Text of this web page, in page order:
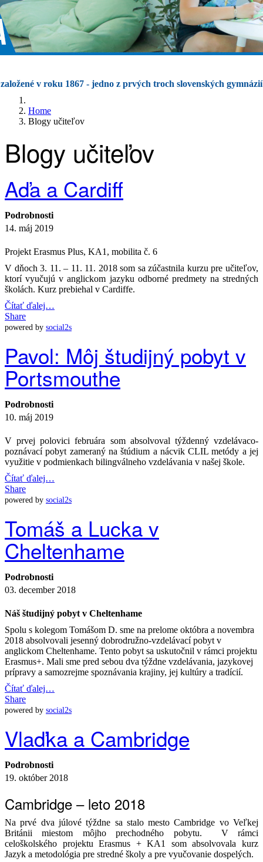
založené v roku 1867 - jedno z prvých troch slovenských gymnázií
Home
Blogy učiteľov
Blogy učiteľov
Aďa a Cardiff
Podrobnosti
14. máj 2019
Projekt Erasmus Plus, KA1, mobilita č. 6
V dňoch 3. 11. – 11. 11. 2018 som sa zúčastnila kurzu pre učiteľov,
ktorí vyučujú v anglickom jazyku odborné predmety na stredných
školách. Kurz prebiehal v Cardiffe.
Čítať ďalej…
Share
powered by social2s
Pavol: Môj študijný pobyt v
Portsmouthe
Podrobnosti
10. máj 2019
V prvej polovici februára som absolvoval týždenný vzdelávaco-
poznávací pobyt zameraný na štúdium a nácvik CLIL metódy a jej
využitie v podmienkach bilingválneho vzdelávania v našej škole.
Čítať ďalej…
Share
powered by social2s
Tomáš a Lucka v
Cheltenhame
Podrobnosti
03. december 2018
Náš študijný pobyt v Cheltenhame
Spolu s kolegom Tomášom D. sme na prelome októbra a novembra
2018 absolvovali jesenný dobrodružno-vzdelávací pobyt v
anglickom Cheltenhame. Tento pobyt sa uskutočnil v rámci projektu
Erasmus+. Mali sme pred sebou dva týždne vzdelávania, jazykovej
prípravy a samozrejme spoznávania krajiny, jej kultúry a tradícií.
Čítať ďalej…
Share
powered by social2s
Vlaďka a Cambridge
Podrobnosti
19. október 2018
Cambridge – leto 2018
Na prvé dva júlové týždne sa stalo mesto Cambridge vo Veľkej
Británii miestom môjho prechodného pobytu. V rámci
celoškolského projektu Erasmus + KA1 som absolvovala kurz
Jazyk a metodológia pre stredné školy a pre vyučovanie dospelých.